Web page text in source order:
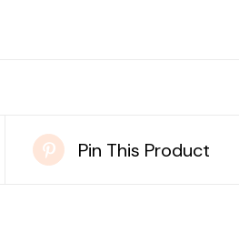
Pin This Product